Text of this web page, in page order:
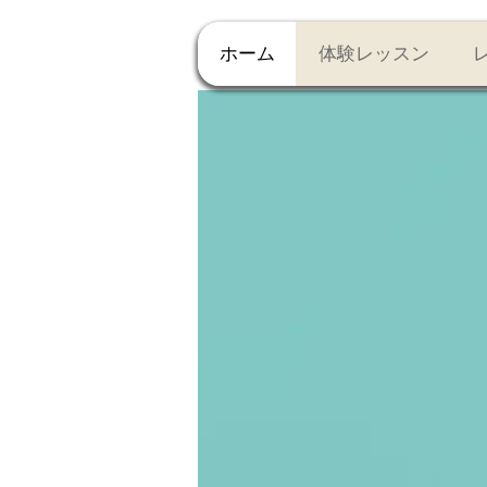
ホーム 体験レッスン